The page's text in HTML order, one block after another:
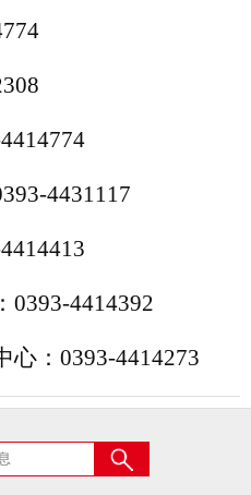
4431117
0393-4414392
心： 0393-4414273